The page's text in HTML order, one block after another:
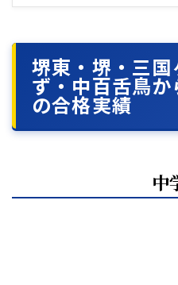
堺東・堺・三
ず・中百舌鳥
の合格実績
中